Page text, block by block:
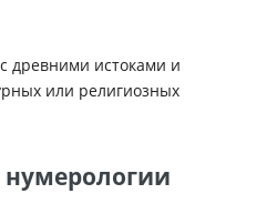
древними истоками и
или религиозных